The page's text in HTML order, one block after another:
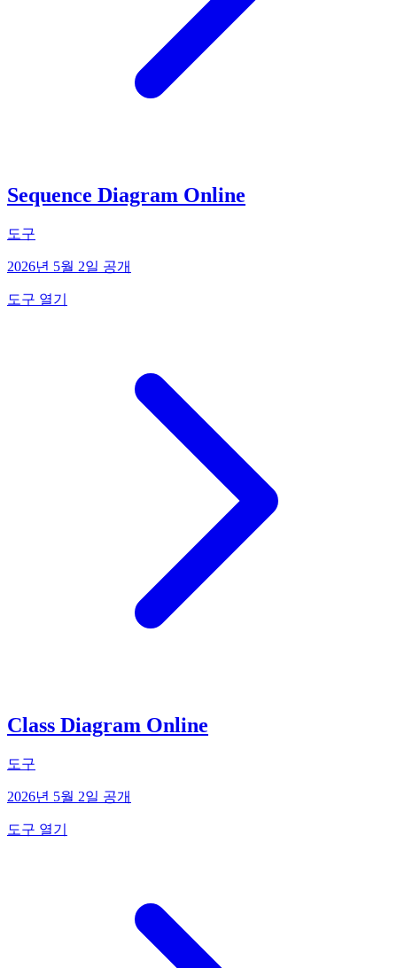
Sequence Diagram Online
도구
2026년 5월 2일 공개
도구 열기
Class Diagram Online
도구
2026년 5월 2일 공개
도구 열기